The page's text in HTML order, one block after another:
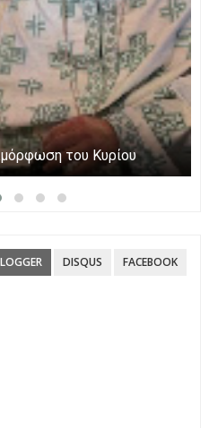
του Κυρίου
DISQUS FACEBOOK